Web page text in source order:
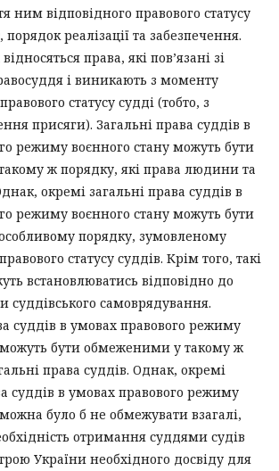
ним відповідного правового статусу
реалізації та забезпечення.
права, які пов’язані зі
і виникають з моменту
статусу судді (тобто, з
присяги). Загальні права суддів в
режиму воєнного стану можуть бути
ж порядку, які права людини та
окремі загальні права суддів в
режиму воєнного стану можуть бути
порядку, зумовленому
статусу суддів. Крім того, такі
встановлюватись відповідно до
суддівського самоврядування.
суддів в умовах правового режиму
можуть бути обмеженими у такому ж
права суддів. Однак, окремі
суддів в умовах правового режиму
було б не обмежувати взагалі,
отримання суддями судів
України необхідного досвіду для